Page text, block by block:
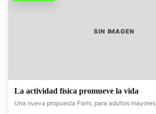
SIN IMAGEN
La actividad física promueve la vida
Una nueva propuesta Pami, para adultos mayores